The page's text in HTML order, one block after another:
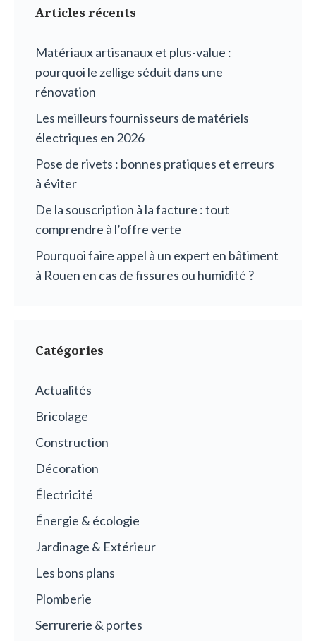
Articles récents
Matériaux artisanaux et plus-value :
pourquoi le zellige séduit dans une
rénovation
Les meilleurs fournisseurs de matériels
électriques en 2026
Pose de rivets : bonnes pratiques et erreurs
à éviter
De la souscription à la facture : tout
comprendre à l’offre verte
Pourquoi faire appel à un expert en bâtiment
à Rouen en cas de fissures ou humidité ?
Catégories
Actualités
Bricolage
Construction
Décoration
Électricité
Énergie & écologie
Jardinage & Extérieur
Les bons plans
Plomberie
Serrurerie & portes